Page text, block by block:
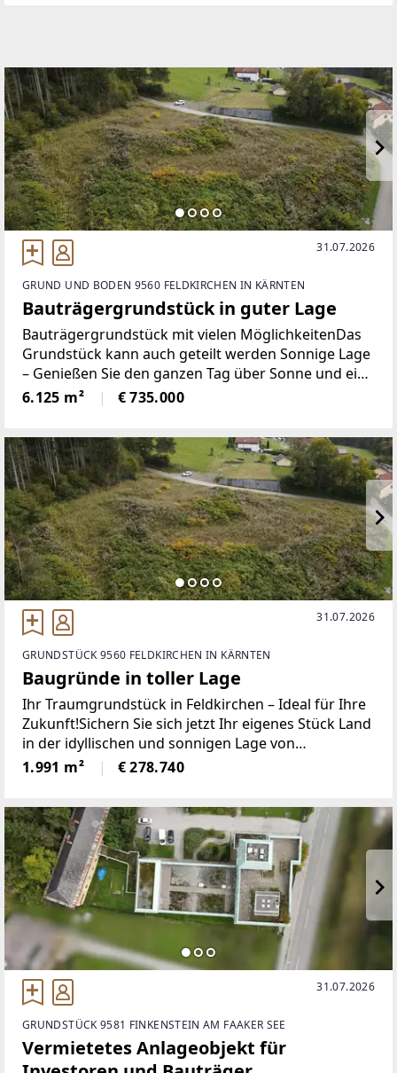
31.07.2026
GRUND UND BODEN 9560 FELDKIRCHEN IN KÄRNTEN
Bauträgergrundstück in guter Lage
Bauträgergrundstück mit vielen MöglichkeitenDas
Grundstück kann auch geteilt werden Sonnige Lage
– Genießen Sie den ganzen Tag über Sonne und eine
atemberaubende Aussicht auf die umliegende
Landschaft.Exzellente Anbindung – Nur wenige
6.125 m² € 735.000
31.07.2026
GRUNDSTÜCK 9560 FELDKIRCHEN IN KÄRNTEN
Baugründe in toller Lage
Ihr Traumgrundstück in Feldkirchen – Ideal für Ihre
Zukunft!Sichern Sie sich jetzt Ihr eigenes Stück Land
in der idyllischen und sonnigen Lage von
Feldkirchen! Diese großzügigen Grundstücke bieten
Ihnen die perfekte Kombination aus Ruhe, Natur
1.991 m² € 278.740
31.07.2026
GRUNDSTÜCK 9581 FINKENSTEIN AM FAAKER SEE
Vermietetes Anlageobjekt für